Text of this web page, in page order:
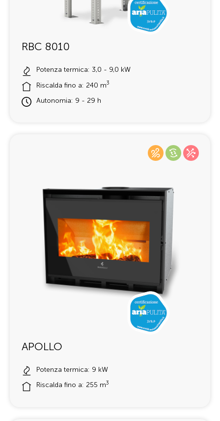
RBC 8010
Potenza termica: 3,0 - 9,0 kW
Riscalda fino a: 240 m3
Autonomia: 9 - 29 h
APOLLO
Potenza termica: 9 kW
Riscalda fino a: 255 m3